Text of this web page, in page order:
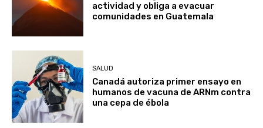
Volcán de Fuego intensifica su
actividad y obliga a evacuar
SALUD
Canadá autoriza primer ensayo en
humanos de vacuna de ARNm contra